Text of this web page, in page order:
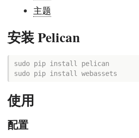
主题
安装 Pelican
sudo pip install pelican
sudo pip install webassets
使用
配置